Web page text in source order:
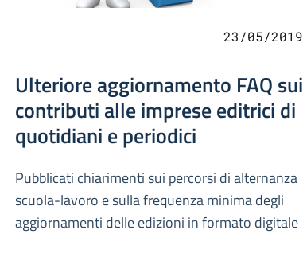
23/05/2019
Ulteriore aggiornamento FAQ sui
contributi alle imprese editrici di
quotidiani e periodici
Pubblicati chiarimenti sui percorsi di alternanza
scuola-lavoro e sulla frequenza minima degli
aggiornamenti delle edizioni in formato digitale